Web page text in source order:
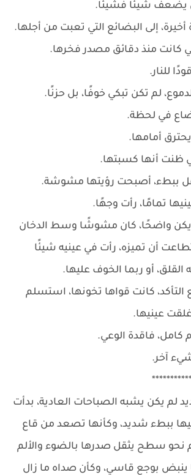
يضعف شيئًا فشيئًا.
إلى البضائع التي تعبت من أجلها.
كانت منذ دقائق مصدر فخرها.
للنار.
لم تكن تبكي خوفًا، بل حزنًا.
ضاع في لحظة.
أمامها.
ظنت أنها كسبتها.
ببطء، أصبحت رؤيتها مشوشة.
تمامًا، رأت وجهًا.
واضحًا، كان مشوشًا وسط الدخان
أن تميزه، رأت في عينيه شيئًا
القلق، أو ربما الخوف عليها.
كانت قواها تخونها، استسلم
عينيها.
فاقدة الوعي.
آخر.
لم يكن يشبه الصباحات العادية، بدأت
ببطء شديد، وكأنها تصعد من قاع
نحو سطح يثقل صدرها بالضوء والألم
بوجع قاسي، وكأن صداه ما زال